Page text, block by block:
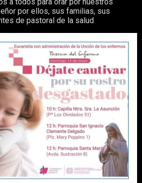
por ellos, sus familias, sus
de pastoral de la salud